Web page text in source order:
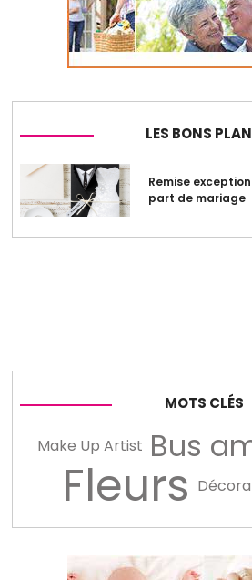
LES BONS
Remise
part de mariage
MOTS CLÉS
Make Up Artist Bus
Fleurs